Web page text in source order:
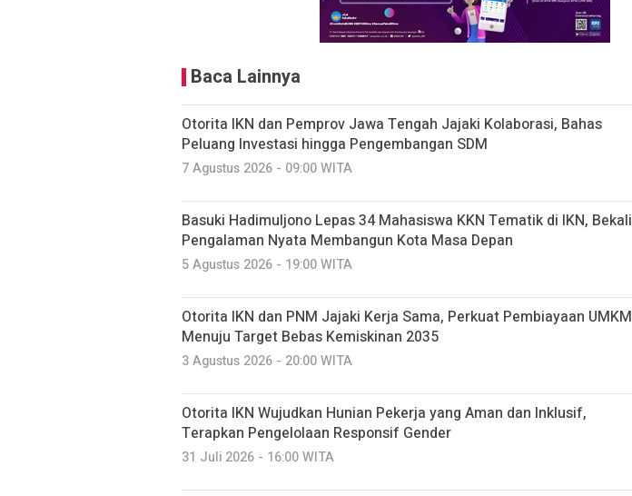
Baca Lainnya
Otorita IKN dan Pemprov Jawa Tengah Jajaki Kolaborasi, Bahas
Peluang Investasi hingga Pengembangan SDM
7 Agustus 2026 - 09:00 WITA
Basuki Hadimuljono Lepas 34 Mahasiswa KKN Tematik di IKN, Bekali
Pengalaman Nyata Membangun Kota Masa Depan
5 Agustus 2026 - 19:00 WITA
Otorita IKN dan PNM Jajaki Kerja Sama, Perkuat Pembiayaan UMKM
Menuju Target Bebas Kemiskinan 2035
3 Agustus 2026 - 20:00 WITA
Otorita IKN Wujudkan Hunian Pekerja yang Aman dan Inklusif,
Terapkan Pengelolaan Responsif Gender
31 Juli 2026 - 16:00 WITA